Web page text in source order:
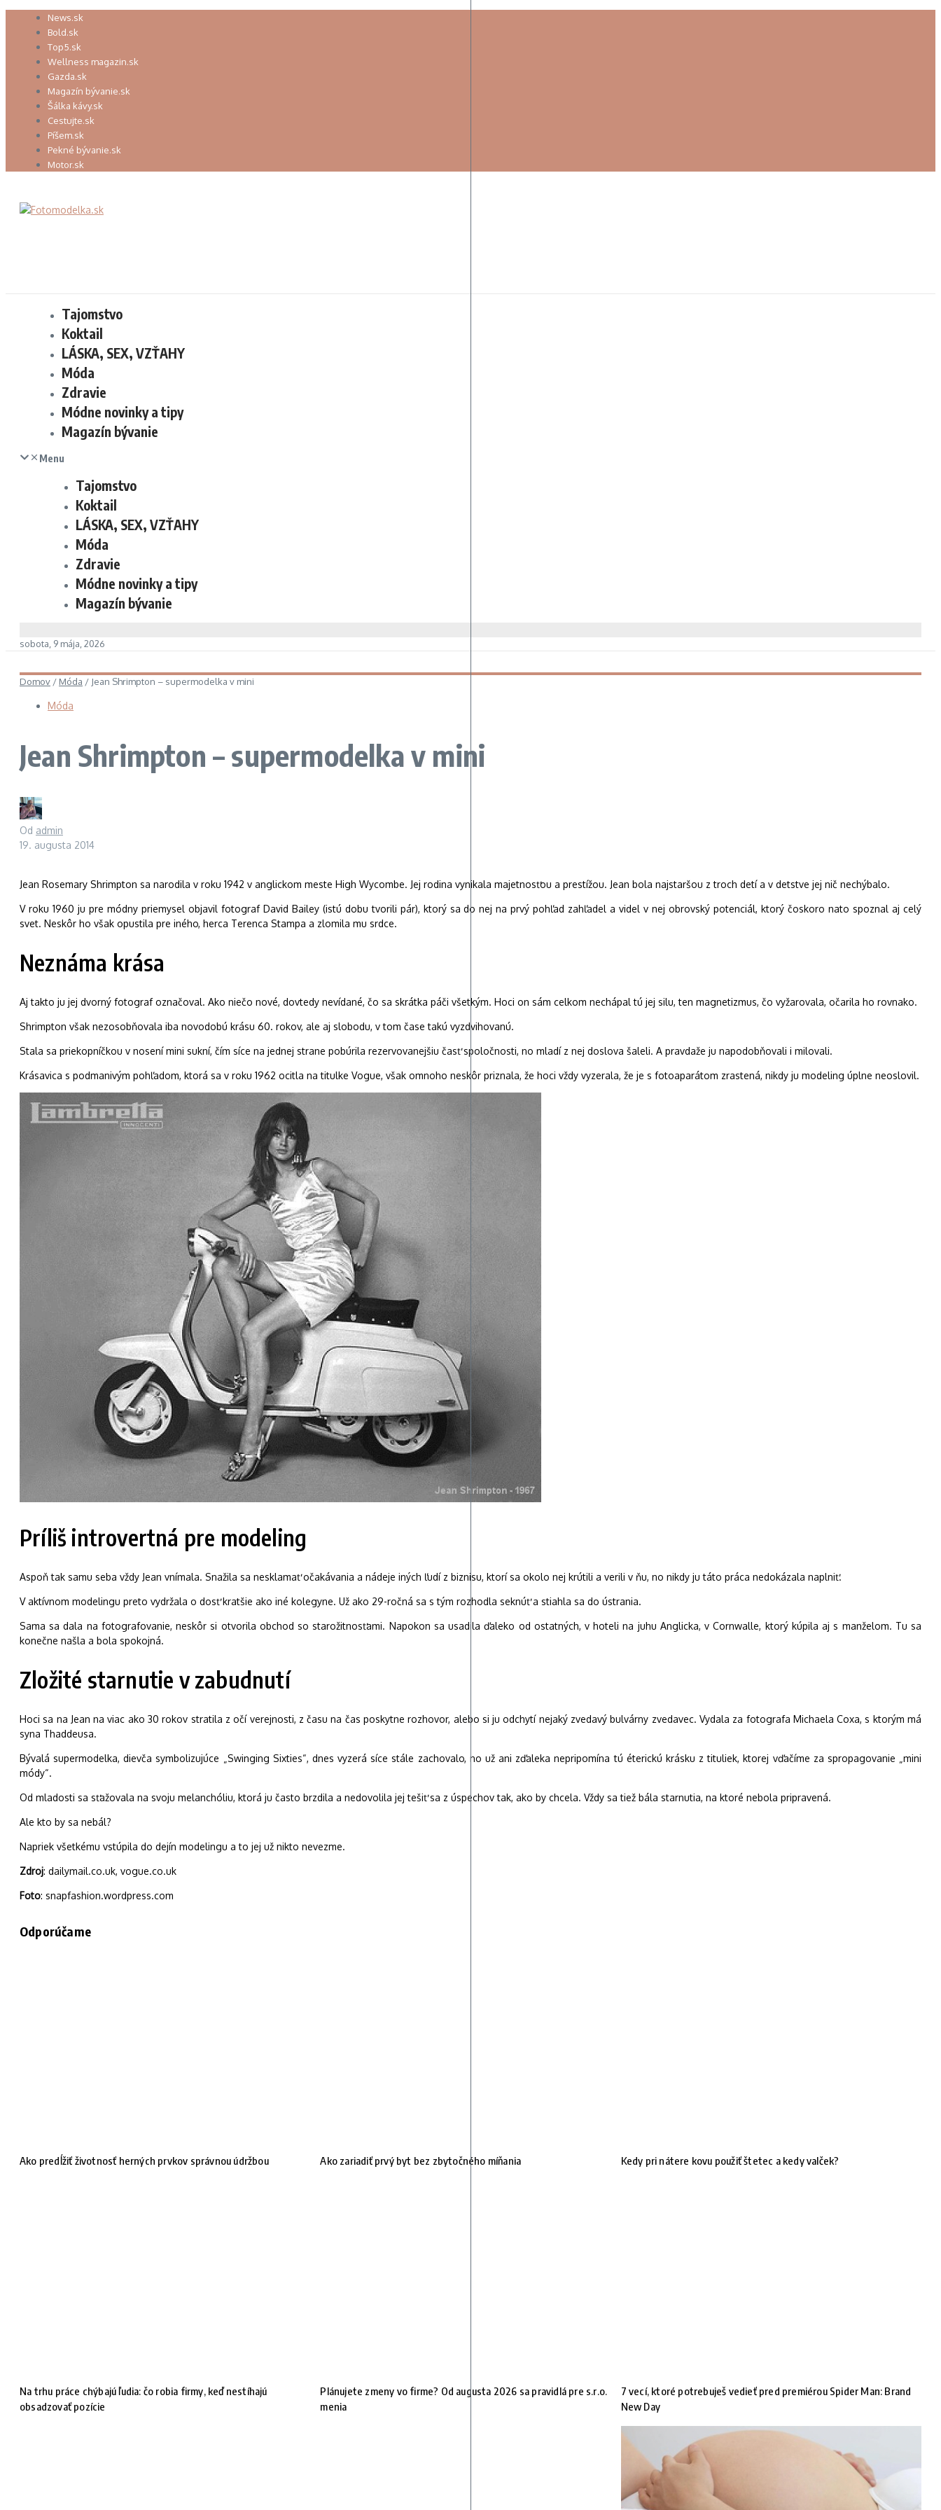
Preskočiť
News.sk
Bold.sk
Top5.sk
Wellness magazin.sk
Gazda.sk
Magazín bývanie.sk
Šálka kávy.sk
Cestujte.sk
Píšem.sk
Pekné bývanie.sk
Motor.sk
Tajomstvo
Koktail
LÁSKA, SEX, VZŤAHY
Móda
Zdravie
Módne novinky a tipy
Magazín bývanie
Menu
Tajomstvo
Koktail
LÁSKA, SEX, VZŤAHY
Móda
Zdravie
Módne novinky a tipy
Magazín bývanie
sobota, 9 mája, 2026
Domov / Móda / Jean Shrimpton – supermodelka v mini
Móda
Jean Shrimpton – supermodelka v mini
Od admin
19. augusta 2014
Jean Rosemary Shrimpton sa narodila v roku 1942 v anglickom meste High Wycombe. Jej rodina vynikala majetnosťou a prestížou. Jean bola najstaršou z troch detí a v detstve jej nič nechýbalo.
V roku 1960 ju pre módny priemysel objavil fotograf David Bailey (istú dobu tvorili pár), ktorý sa do nej na prvý pohľad zahľadel a videl v nej obrovský potenciál, ktorý čoskoro nato spoznal aj celý
svet. Neskôr ho však opustila pre iného, herca Terenca Stampa a zlomila mu srdce.
Neznáma krása
Aj takto ju jej dvorný fotograf označoval. Ako niečo nové, dovtedy nevídané, čo sa skrátka páči všetkým. Hoci on sám celkom nechápal tú jej silu, ten magnetizmus, čo vyžarovala, očarila ho rovnako.
Shrimpton však nezosobňovala iba novodobú krásu 60. rokov, ale aj slobodu, v tom čase takú vyzdvihovanú.
Stala sa priekopníčkou v nosení mini sukní, čím síce na jednej strane pobúrila rezervovanejšiu časť spoločnosti, no mladí z nej doslova šaleli. A pravdaže ju napodobňovali i milovali.
Krásavica s podmanivým pohľadom, ktorá sa v roku 1962 ocitla na titulke Vogue, však omnoho neskôr priznala, že hoci vždy vyzerala, že je s fotoaparátom zrastená, nikdy ju modeling úplne neoslovil.
Príliš introvertná pre modeling
Aspoň tak samu seba vždy Jean vnímala. Snažila sa nesklamať očakávania a nádeje iných ľudí z biznisu, ktorí sa okolo nej krútili a verili v ňu, no nikdy ju táto práca nedokázala naplniť.
V aktívnom modelingu preto vydržala o dosť kratšie ako iné kolegyne. Už ako 29-ročná sa s tým rozhodla seknúť a stiahla sa do ústrania.
Sama sa dala na fotografovanie, neskôr si otvorila obchod so starožitnosťami. Napokon sa usadila ďaleko od ostatných, v hoteli na juhu Anglicka, v Cornwalle, ktorý kúpila aj s manželom. Tu sa
konečne našla a bola spokojná.
Zložité starnutie v zabudnutí
Hoci sa na Jean na viac ako 30 rokov stratila z očí verejnosti, z času na čas poskytne rozhovor, alebo si ju odchytí nejaký zvedavý bulvárny zvedavec. Vydala za fotografa Michaela Coxa, s ktorým má
syna Thaddeusa.
Bývalá supermodelka, dievča symbolizujúce „Swinging Sixties“, dnes vyzerá síce stále zachovalo, no už ani zďaleka nepripomína tú éterickú krásku z tituliek, ktorej vďačíme za spropagovanie „mini
módy“.
Od mladosti sa sťažovala na svoju melanchóliu, ktorá ju často brzdila a nedovolila jej tešiť sa z úspechov tak, ako by chcela. Vždy sa tiež bála starnutia, na ktoré nebola pripravená.
Ale kto by sa nebál?
Napriek všetkému vstúpila do dejín modelingu a to jej už nikto nevezme.
Zdroj: dailymail.co.uk, vogue.co.uk
Foto: snapfashion.wordpress.com
Odporúčame
Ako predĺžiť životnosť herných prvkov správnou údržbou Ako zariadiť prvý byt bez zbytočného míňania Kedy pri nátere kovu použiť štetec a kedy valček?
Na trhu práce chýbajú ľudia: čo robia firmy, keď nestíhajú
obsadzovať pozície
Plánujete zmeny vo firme? Od augusta 2026 sa pravidlá pre s.r.o.
menia
7 vecí, ktoré potrebuješ vedieť pred premiérou Spider Man: Brand
New Day